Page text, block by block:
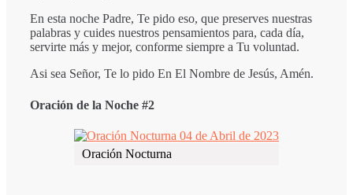
En esta noche Padre, Te pido eso, que preserves nuestras
palabras y cuides nuestros pensamientos para, cada día,
servirte más y mejor, conforme siempre a Tu voluntad.
Asi sea Señor, Te lo pido En El Nombre de Jesús, Amén.
Oración de la Noche #2
Oración Nocturna